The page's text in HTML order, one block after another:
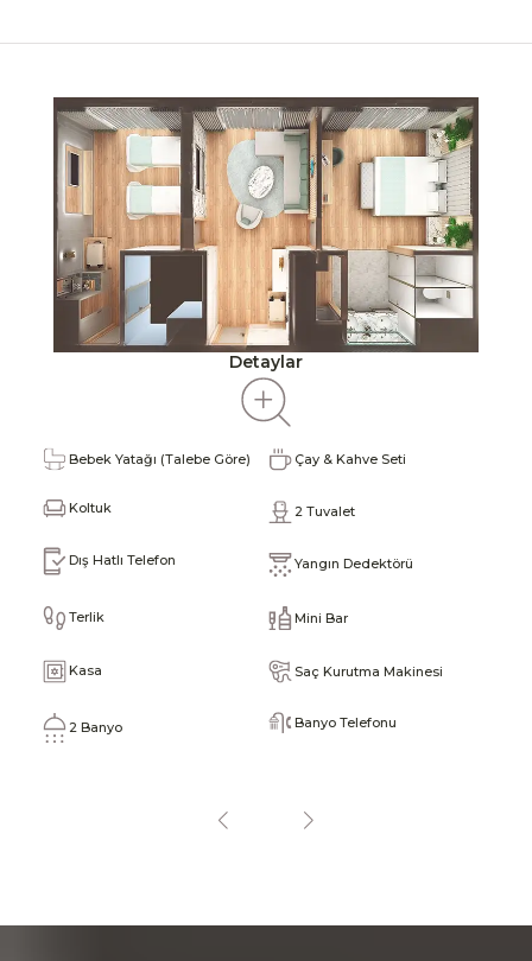
Detaylar
Bebek Yatağı (Talebe Göre)
Koltuk
Dış Hatlı Telefon
Terlik
Kasa
2 Banyo
Çay & Kahve Seti
2 Tuvalet
Yangın Dedektörü
Mini Bar
Saç Kurutma Makinesi
Banyo Telefonu